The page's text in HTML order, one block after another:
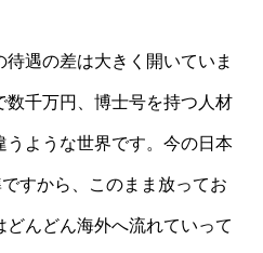
遇の差は大きく開いていま
千万円、博士号を持つ人材
うような世界です。今の日本
すから、このまま放ってお
んどん海外へ流れていって